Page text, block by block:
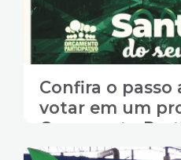
Confira o passo
votar em um
Orçamento
Santos